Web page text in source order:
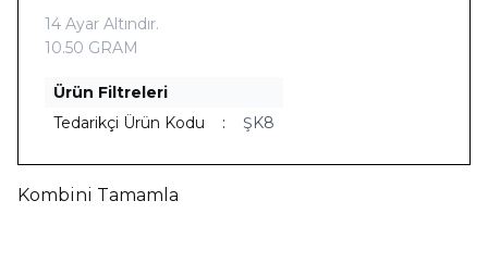
14 Ayar Altındır.
10.50 GRAM
Ürün Filtreleri
Tedarikçi Ürün Kodu
: ŞK8
Kombini Tamamla